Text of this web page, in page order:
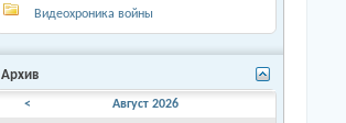
Видеохроника войны
Архив
< Август 2026